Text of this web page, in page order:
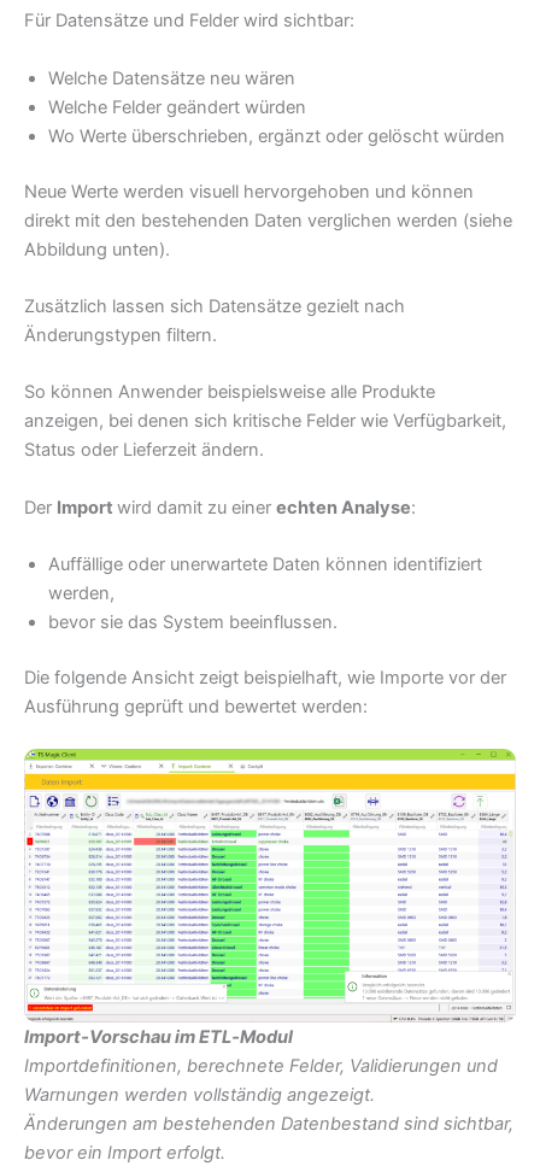
Für Datensätze und Felder wird sichtbar:
Welche Datensätze neu wären
Welche Felder geändert würden
Wo Werte überschrieben, ergänzt oder gelöscht würden
Neue Werte werden visuell hervorgehoben und können
direkt mit den bestehenden Daten verglichen werden (siehe
Abbildung unten).
Zusätzlich lassen sich Datensätze gezielt nach
Änderungstypen filtern.
So können Anwender beispielsweise alle Produkte
anzeigen, bei denen sich kritische Felder wie Verfügbarkeit,
Status oder Lieferzeit ändern.
Der Import wird damit zu einer echten Analyse:
Auffällige oder unerwartete Daten können identifiziert
werden,
bevor sie das System beeinflussen.
Die folgende Ansicht zeigt beispielhaft, wie Importe vor der
Ausführung geprüft und bewertet werden:
Import‑Vorschau im ETL‑Modul
Importdefinitionen, berechnete Felder, Validierungen und
Warnungen werden vollständig angezeigt.
Änderungen am bestehenden Datenbestand sind sichtbar,
bevor ein Import erfolgt.